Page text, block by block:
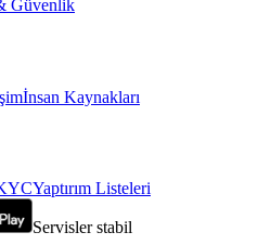
Güvenlik
İnsan Kaynakları
Yaptırım Listeleri
Servisler stabil